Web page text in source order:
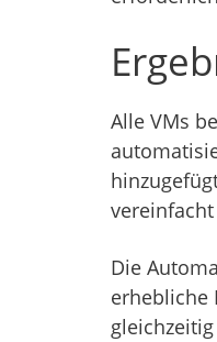
Alle VMs
Die
erhebliche